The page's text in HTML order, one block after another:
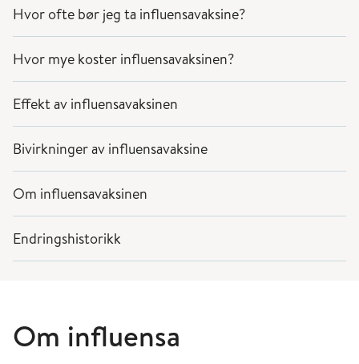
Hvor ofte bør jeg ta influensavaksine?
Hvor mye koster influensavaksinen?
Effekt av influensavaksinen
Bivirkninger av influensavaksine
Om influensavaksinen
Endringshistorikk
Om influensa